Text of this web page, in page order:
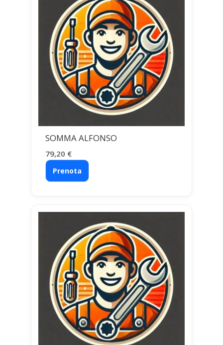
SOMMA ALFONSO
79,20 €
Prenota